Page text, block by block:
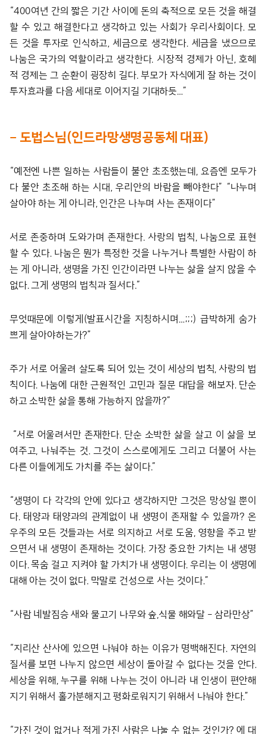
“400여년 간의 짧은 기간 사이에 돈의 축적으로 모든 것을 해결
할 수 있고 해결한다고 생각하고 있는 사회가 우리사회이다. 모
든 것을 투자로 인식하고, 세금으로 생각한다. 세금을 냈으므로
나눔은 국가의 역할이라고 생각한다. 시장적 경제가 아닌, 호혜
적 경제는 그 순환이 굉장히 길다. 부모가 자식에게 잘 하는 것이
투자효과를 다음 세대로 이어지길 기대하듯…”
– 도법스님(인드라망생명공동체 대표)
“예전엔 나쁜 일하는 사람들이 불안 초조했는데, 요즘엔 모두가
다 불안 초조해 하는 시대, 우리안의 바람을 빼야한다” “나누며
살아야 하는 게 아니라, 인간은 나누며 사는 존재이다”
서로 존중하며 도와가며 존재한다. 사랑의 법칙, 나눔으로 표현
할 수 있다. 나눔은 뭔가 특정한 것을 나누거나 특별한 사람이 하
는 게 아니라, 생명을 가진 인간이라면 나누는 삶을 살지 않을 수
없다. 그게 생명의 법칙과 질서다.”
무엇때문에 이렇게(발표시간을 지칭하시며…;;;) 급박하게 숨가
쁘게 살아야하는가?”
주가 서로 어울려 살도록 되어 있는 것이 세상의 법칙, 사랑의 법
칙이다. 나눔에 대한 근원적인 고민과 질문 대답을 해보자. 단순
하고 소박한 삶을 통해 가능하지 않을까?”
“서로 어울려서만 존재한다. 단순 소박한 삶을 살고 이 삶을 보
여주고, 나눠주는 것. 그것이 스스로에게도 그리고 더불어 사는
다른 이들에게도 가치를 주는 삶이다.”
“생명이 다 각각의 안에 있다고 생각하지만 그것은 망상일 뿐이
다. 태양과 태양과의 관계없이 내 생명이 존재할 수 있을까? 온
우주의 모든 것들과는 서로 의지하고 서로 도움, 영향을 주고 받
으면서 내 생명이 존재하는 것이다. 가장 중요한 가치는 내 생명
이다. 목숨 걸고 지켜야 할 가치가 내 생명이다. 우리는 이 생명에
대해 아는 것이 없다. 막말로 건성으로 사는 것이다.”
“사람 네발짐승 새와 물고기 나무와 숲,식물 해와달 – 삼라만상”
“지리산 산사에 있으면 나눠야 하는 이유가 명백해진다. 자연의
질서를 보면 나누지 않으면 세상이 돌아갈 수 없다는 것을 안다.
세상을 위해, 누구를 위해 나누는 것이 아니라 내 인생이 편안해
지기 위해서 홀가분해지고 평화로워지기 위해서 나눠야 한다.”
“가진 것이 없거나 적게 가진 사람은 나눌 수 없는 것인가? 에 대